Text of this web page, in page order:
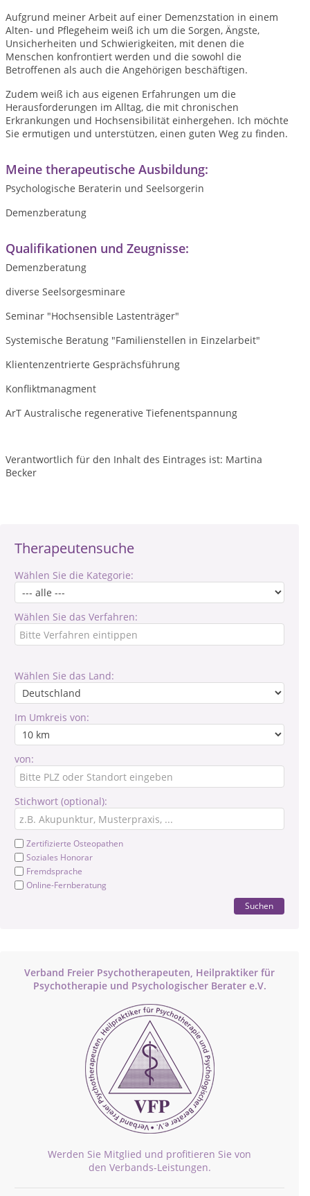
Therapeutensuche
Wählen Sie die Kategorie:
Wählen Sie das Verfahren:
Wählen Sie das Land:
Im Umkreis von:
von:
Stichwort (optional):
Zertifizierte Osteopathen
Soziales Honorar
Fremdsprache
Online-Fernberatung
Suchen
Verband Freier Psychotherapeuten, Heilpraktiker für
Psychotherapie und Psychologischer Berater e.V.
Werden Sie Mitglied und profitieren Sie von
den Verbands-Leistungen.
Aufgrund meiner Arbeit auf einer Demenzstation in einem
Alten- und Pflegeheim weiß ich um die Sorgen, Ängste,
Unsicherheiten und Schwierigkeiten, mit denen die
Menschen konfrontiert werden und die sowohl die
Betroffenen als auch die Angehörigen beschäftigen.
Zudem weiß ich aus eigenen Erfahrungen um die
Herausforderungen im Alltag, die mit chronischen
Erkrankungen und Hochsensibilität einhergehen. Ich möchte
Sie ermutigen und unterstützen, einen guten Weg zu finden.
Meine therapeutische Ausbildung:
Psychologische Beraterin und Seelsorgerin
Demenzberatung
Qualifikationen und Zeugnisse:
Demenzberatung
diverse Seelsorgesminare
Seminar "Hochsensible Lastenträger"
Systemische Beratung "Familienstellen in Einzelarbeit"
Klientenzentrierte Gesprächsführung
Konfliktmanagment
ArT Australische regenerative Tiefenentspannung
Verantwortlich für den Inhalt des Eintrages ist: Martina
Becker